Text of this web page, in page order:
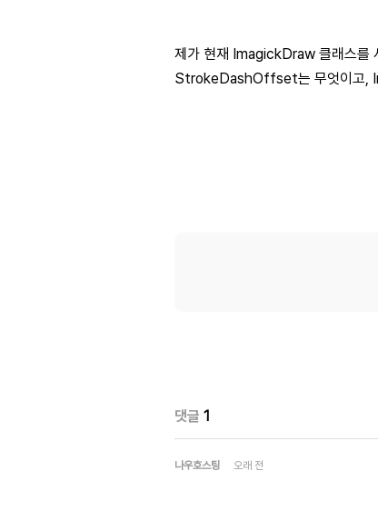
제가 현재 ImagickDraw 클래스를
StrokeDashOffset는 무엇이고,
댓글 1
나우호스팅 오래 전